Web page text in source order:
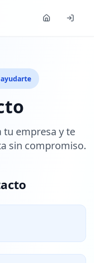
tu empresa y te
sin compromiso.